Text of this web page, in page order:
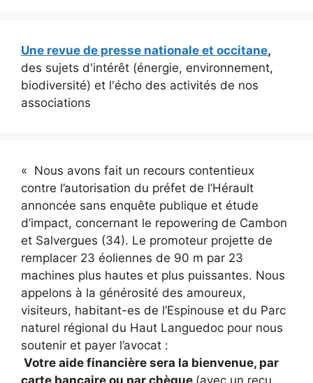
Une revue de presse nationale et occitane,
des sujets d'intérêt (énergie, environnement,
biodiversité) et l'écho des activités de nos
associations
« Nous avons fait un recours contentieux
contre l’autorisation du préfet de l’Hérault
annoncée sans enquête publique et étude
d’impact, concernant le repowering de Cambon
et Salvergues (34). Le promoteur projette de
remplacer 23 éoliennes de 90 m par 23
machines plus hautes et plus puissantes. Nous
appelons à la générosité des amoureux,
visiteurs, habitant-es de l’Espinouse et du Parc
naturel régional du Haut Languedoc pour nous
soutenir et payer l’avocat :
Votre aide financière sera la bienvenue, par
carte bancaire ou par chèque (avec un reçu